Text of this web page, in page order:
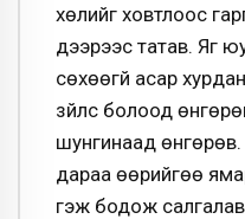
хөлийг ховтлоос
дээрээс татав. Яг
сөхөөгүй асар
зүйлс болоод
шунгинаад
дараа өөрийгөө
гэж бодож